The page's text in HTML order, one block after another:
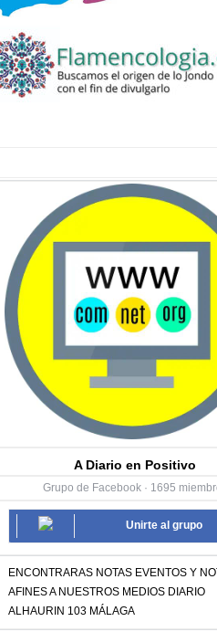
A Diario en Positivo
Grupo de Facebook · 1695
Unirte al grupo
ENCONTRARAS NOTAS EVENTOS Y
AFINES A NUESTROS MEDIOS DIARIO
ALHAURIN 103 MÁLAGA